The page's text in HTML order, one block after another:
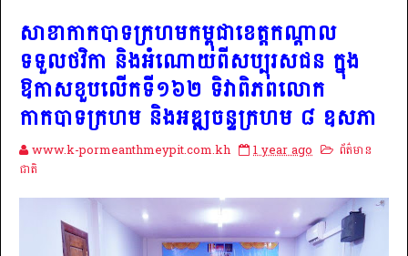
សាខាកាកបាទក្រហមកម្ពុជាខេត្តកណ្ដាល
ទទួលថវិកា និងអំណោយពីសប្បុរសជន ក្នុង
ឱកាសខួបលើកទី១៦២ ទិវាពិភពលោក
កាកបាទក្រហម និងអឌ្ឍចន្ទក្រហម ៨ ឧសភា
www.k-pormeanthmeypit.com.kh 1 year ago
ព័ត៌មាន
ជាតិ